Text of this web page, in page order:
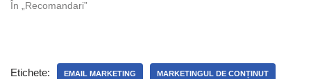
În „Recomandari”
Etichete: EMAIL MARKETING MARKETINGUL DE CONȚINUT